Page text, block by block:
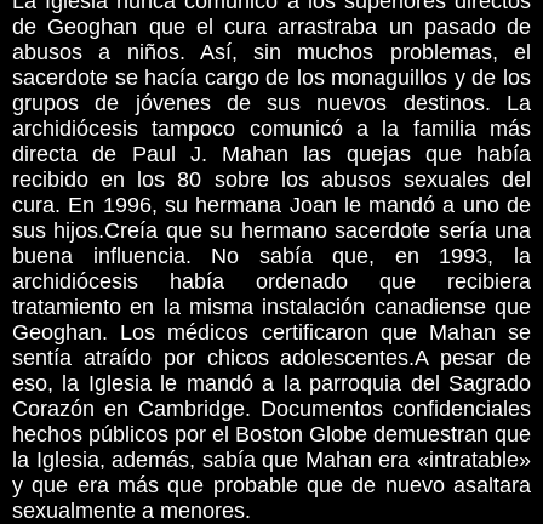
de Geoghan que el cura arrastraba un pasado de
abusos a niños. Así, sin muchos problemas, el
sacerdote se hacía cargo de los monaguillos y de los
grupos de jóvenes de sus nuevos destinos. La
archidiócesis tampoco comunicó a la familia más
directa de Paul J. Mahan las quejas que había
recibido en los 80 sobre los abusos sexuales del
cura. En 1996, su hermana Joan le mandó a uno de
sus hijos.Creía que su hermano sacerdote sería una
buena influencia. No sabía que, en 1993, la
archidiócesis había ordenado que recibiera
tratamiento en la misma instalación canadiense que
Geoghan. Los médicos certificaron que Mahan se
sentía atraído por chicos adolescentes.A pesar de
eso, la Iglesia le mandó a la parroquia del Sagrado
Corazón en Cambridge. Documentos confidenciales
hechos públicos por el Boston Globe demuestran que
la Iglesia, además, sabía que Mahan era «intratable»
y que era más que probable que de nuevo asaltara
sexualmente a menores.